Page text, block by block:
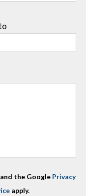
the Google Privacy
apply.